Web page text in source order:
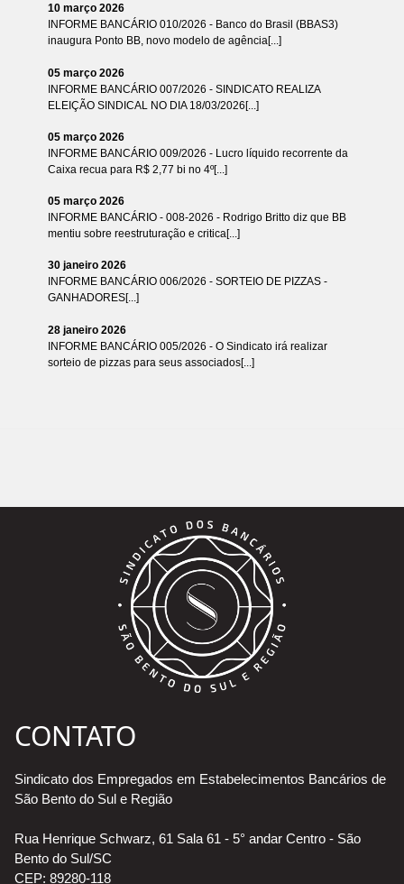
10 março 2026
INFORME BANCÁRIO 010/2026 - Banco do Brasil (BBAS3)
inaugura Ponto BB, novo modelo de agência[...]
05 março 2026
INFORME BANCÁRIO 007/2026 - SINDICATO REALIZA
ELEIÇÃO SINDICAL NO DIA 18/03/2026[...]
05 março 2026
INFORME BANCÁRIO 009/2026 - Lucro líquido recorrente da
Caixa recua para R$ 2,77 bi no 4º[...]
05 março 2026
INFORME BANCÁRIO - 008-2026 - Rodrigo Britto diz que BB
mentiu sobre reestruturação e critica[...]
30 janeiro 2026
INFORME BANCÁRIO 006/2026 - SORTEIO DE PIZZAS -
GANHADORES[...]
28 janeiro 2026
INFORME BANCÁRIO 005/2026 - O Sindicato irá realizar
sorteio de pizzas para seus associados[...]
CONTATO
Sindicato dos Empregados em Estabelecimentos Bancários de
São Bento do Sul e Região
Rua Henrique Schwarz, 61 Sala 61 - 5° andar Centro - São
Bento do Sul/SC
CEP: 89280-118